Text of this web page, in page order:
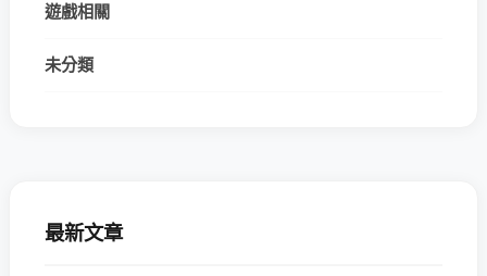
遊戲相關
未分類
最新文章